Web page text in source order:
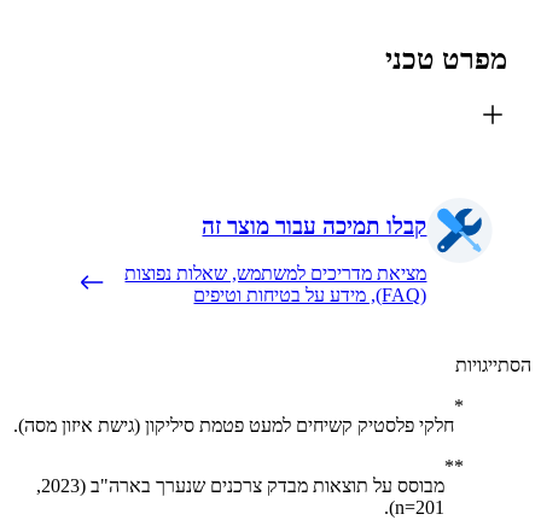
טכני
קבלו תמיכה עבור מוצר זה
מציאת מדריכים למשתמש, שאלות נפוצות
חלקי פלסטיק קשיחים למעט פטמת סיליקון (גישת איזון מסה).
מבוסס על תוצאות מבדק צרכנים שנערך בארה"ב (2023,
n=201).